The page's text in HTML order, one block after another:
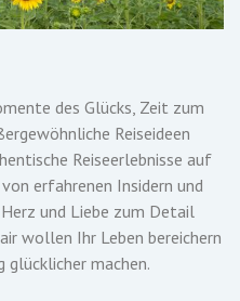
des Glücks, Zeit zum
Reiseideen
Reiseerlebnisse auf
erfahrenen Insidern und
und Liebe zum Detail
wollen Ihr Leben bereichern
glücklicher machen.